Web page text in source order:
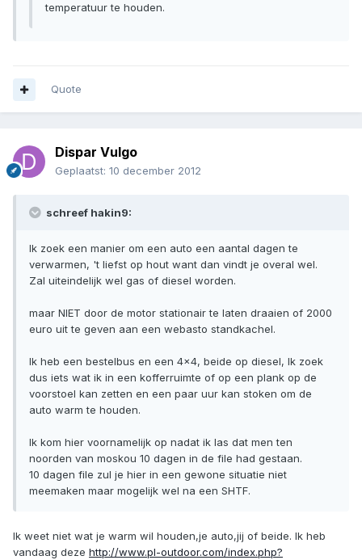
temperatuur te houden.
Quote
Dispar Vulgo
Geplaatst: 10 december 2012
schreef hakin9:
Ik zoek een manier om een auto een aantal dagen te
verwarmen, 't liefst op hout want dan vindt je overal wel.
Zal uiteindelijk wel gas of diesel worden.
maar NIET door de motor stationair te laten draaien of 2000
euro uit te geven aan een webasto standkachel.
Ik heb een bestelbus en een 4x4, beide op diesel, Ik zoek
dus iets wat ik in een kofferruimte of op een plank op de
voorstoel kan zetten en een paar uur kan stoken om de
auto warm te houden.
Ik kom hier voornamelijk op nadat ik las dat men ten
noorden van moskou 10 dagen in de file had gestaan.
10 dagen file zul je hier in een gewone situatie niet
meemaken maar mogelijk wel na een SHTF.
Ik weet niet wat je warm wil houden,je auto,jij of beide. Ik heb
vandaag deze http://www.pl-outdoor.com/index.php?